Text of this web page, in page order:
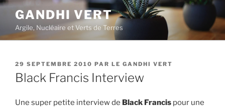
Aller
contenu
principal
GANDHI VERT
Argile, Nucléaire et Verts de Terres
PUBLIÉ
LE
29 SEPTEMBRE 2010 PAR LE GANDHI VERT
Black Francis Interview
Une super petite interview de Black Francis pour une